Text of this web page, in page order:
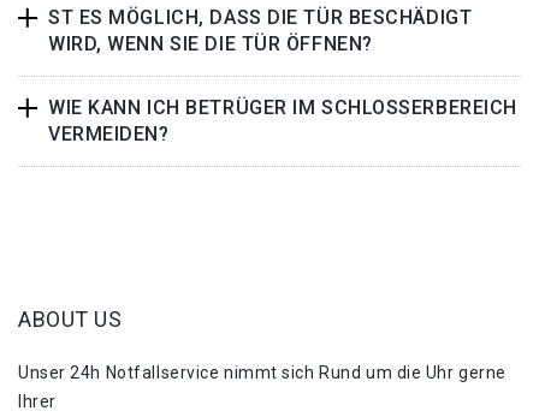
ST ES MÖGLICH, DASS DIE TÜR BESCHÄDIGT
WIRD, WENN SIE DIE TÜR ÖFFNEN?
WIE KANN ICH BETRÜGER IM SCHLOSSERBEREICH
VERMEIDEN?
ABOUT US
Unser 24h Notfallservice nimmt sich Rund um die Uhr gerne
Ihrer